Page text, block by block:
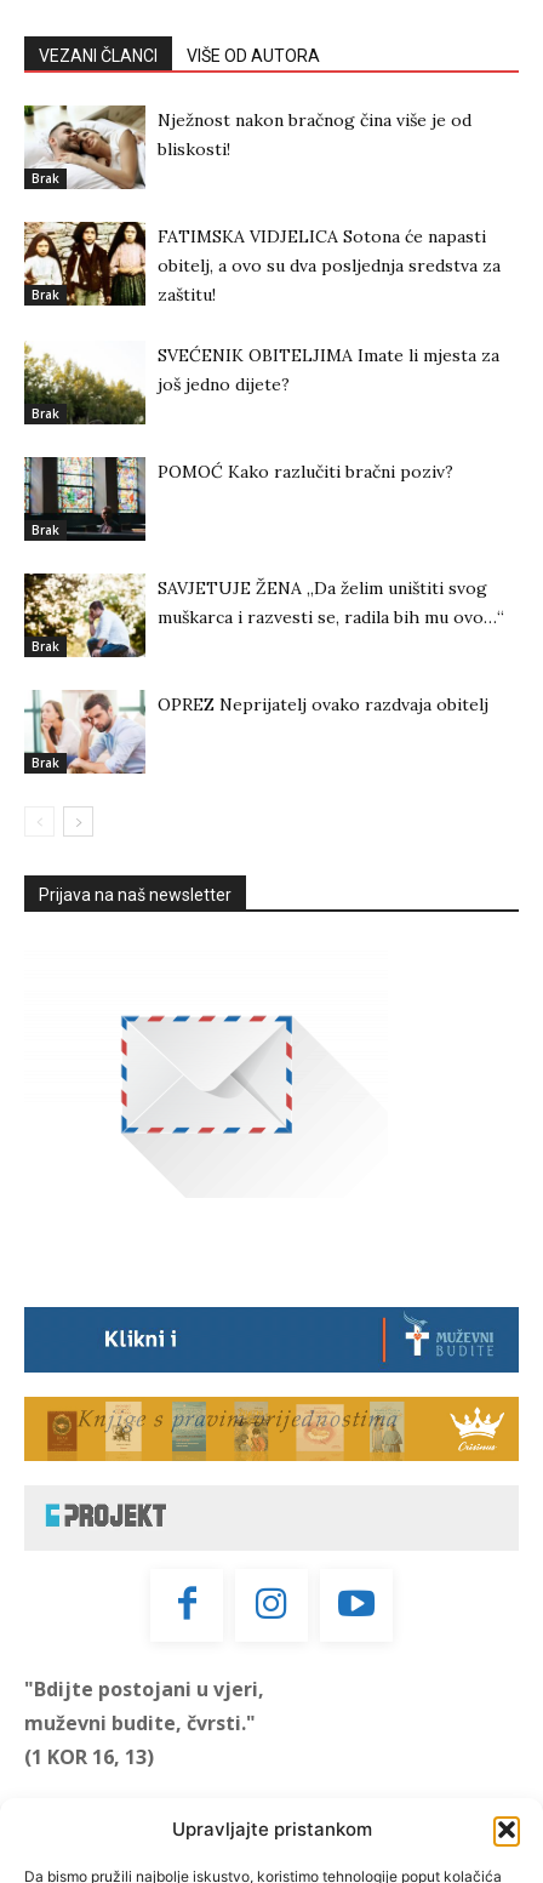
Upravljajte pristankom
Da bismo pružili najbolje iskustvo, koristimo tehnologije poput kolačića
VEZANI ČLANCI VIŠE OD AUTORA
Brak
Nježnost nakon bračnog čina više je od
bliskosti!
Brak
FATIMSKA VIDJELICA Sotona će napasti
obitelj, a ovo su dva posljednja sredstva za
zaštitu!
Brak
SVEĆENIK OBITELJIMA Imate li mjesta za
još jedno dijete?
Brak
POMOĆ Kako razlučiti bračni poziv?
Brak
SAVJETUJE ŽENA „Da želim uništiti svog
muškarca i razvesti se, radila bih mu ovo…“
Brak
OPREZ Neprijatelj ovako razdvaja obitelj
Prijava na naš newsletter
"Bdijte postojani u vjeri,
muževni budite, čvrsti."
(1 KOR 16, 13)
"Muževni budite" prvi je
hrvatski portal za katoličke
muškarce koji pokušava